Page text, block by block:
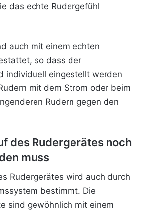
das echte Rudergefühl
auch mit einem echten
so dass der
individuell eingestellt werden
mit dem Strom oder beim
Rudern gegen den
des Rudergerätes noch
muss
Rudergerätes wird auch durch
bestimmt. Die
sind gewöhnlich mit einem